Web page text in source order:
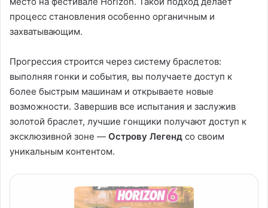
процесс становления особенно органичным и
захватывающим.
Прогрессия строится через систему браслетов:
выполняя гонки и события, вы получаете доступ к
более быстрым машинам и открываете новые
возможности. Завершив все испытания и заслужив
золотой браслет, лучшие гонщики получают доступ к
эксклюзивной зоне — Острову Легенд со своим
уникальным контентом.